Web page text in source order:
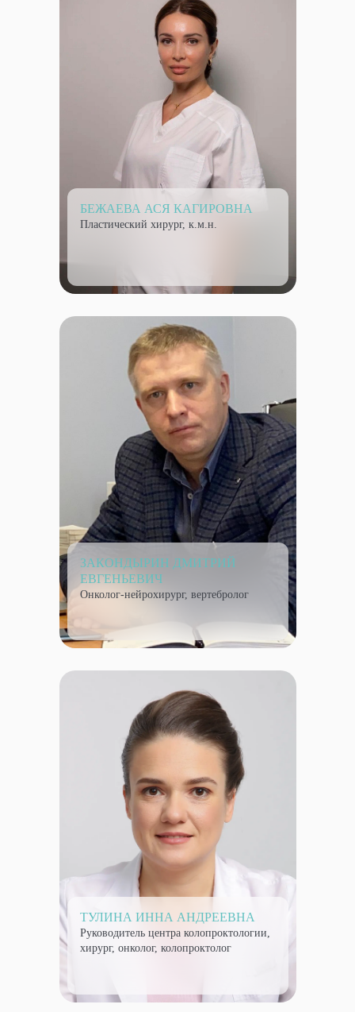
БЕЖАЕВА АСЯ КАГИРОВНА
Пластический хирург, к.м.н.
ЗАКОНДЫРИН ДМИТРИЙ
ЕВГЕНЬЕВИЧ
Онколог-нейрохирург, вертебролог
ТУЛИНА ИННА АНДРЕЕВНА
Руководитель центра колопроктологии,
хирург, онколог, колопроктолог